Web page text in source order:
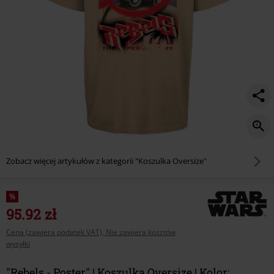
Zobacz więcej artykułów z kategorii "Koszulka Oversize"
%
95.92 zł
Cena (zawiera podatek VAT), Nie zawiera kosztów
wysyłki